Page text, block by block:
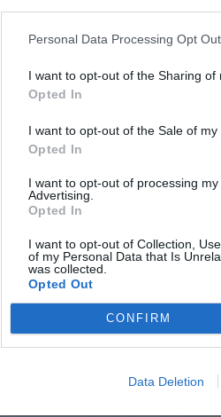
Personal Data Processing Opt
I want to opt-out of the Sharing of
Opted In
I want to opt-out of the Sale of
Opted In
I want to opt-out of processing
Advertising.
Opted In
I want to opt-out of Collection,
of my Personal Data that Is
was collected.
Opted Out
CONFIRM
Data Deletion